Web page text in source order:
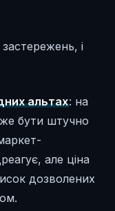
і
альтах: на
бути штучно
але ціна
дозволених